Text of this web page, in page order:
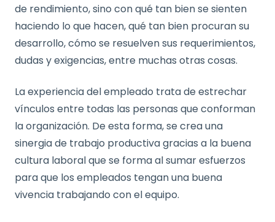
de rendimiento, sino con qué tan bien se sienten
haciendo lo que hacen, qué tan bien procuran su
desarrollo, cómo se resuelven sus requerimientos,
dudas y exigencias, entre muchas otras cosas.
La experiencia del empleado trata de estrechar
vínculos entre todas las personas que conforman
la organización. De esta forma, se crea una
sinergia de trabajo productiva gracias a la buena
cultura laboral que se forma al sumar esfuerzos
para que los empleados tengan una buena
vivencia trabajando con el equipo.